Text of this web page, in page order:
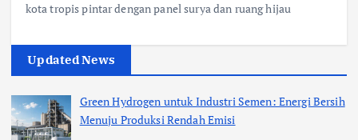
kota tropis pintar dengan panel surya dan ruang hijau
Updated News
Green Hydrogen untuk Industri Semen: Energi Bersih
Menuju Produksi Rendah Emisi